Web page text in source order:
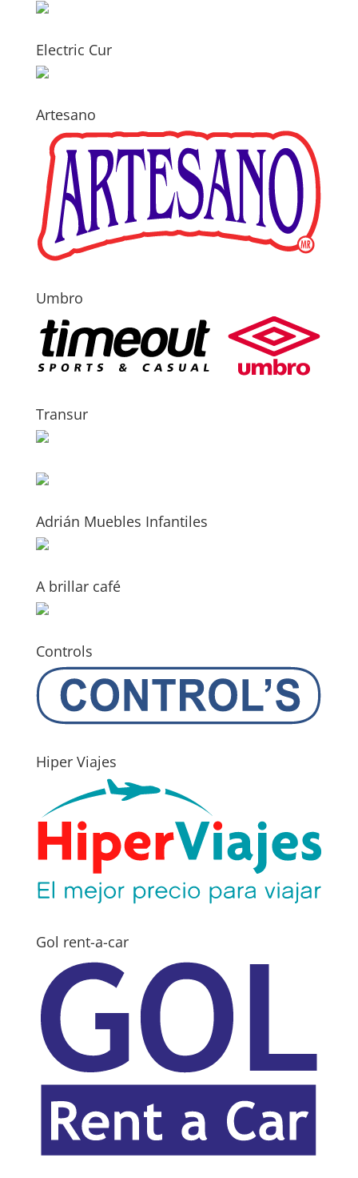
Electric Cur
Artesano
Umbro
Transur
Adrián Muebles Infantiles
A brillar café
Controls
Hiper Viajes
Gol rent-a-car